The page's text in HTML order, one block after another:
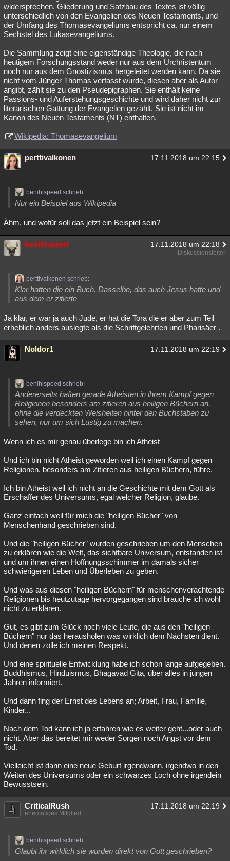
widersprechen. Gliederung und Satzbau des Textes ist völlig
unterschiedlich von den Evangelien des Neuen Testaments, und
der Umfang des Thomasevangeliums entspricht ca. nur einem
Sechstel des Lukasevangeliums.
Die Sammlung zeigt eine eigenständige Theologie, die nach
heutigem Forschungsstand weder nur aus dem Urchristentum
noch nur aus dem Gnostizismus hergeleitet werden kann. Da sie
nicht vom Jünger Thomas verfasst wurde, diesen aber als Autor
angibt, zählt sie zu den Pseudepigraphen. Sie enthält keine
Passions- und Auferstehungsgeschichte und wird daher nicht zur
literarischen Gattung der Evangelien gezählt. Sie ist nicht im
Kanon des Neuen Testaments (NT) enthalten.
Wikipedia: Thomasevangelium
perttivalkonen 17.11.2018 um 22:15
benihispeed schrieb:
Nur ein Beispiel aus Wikipedia
Ähm, und wofür soll das jetzt ein Beispiel sein?
benihispeed 17.11.2018 um 22:18
Diskussionsleiter
perttivalkonen schrieb:
Klar hatten die ein Buch. Dasselbe, das auch Jesus hatte und
aus dem er zitierte
Ja klar, er war ja auch Jude, er hat die Tora die er aber zum Teil
erheblich anders auslegte als die Schriftgelehrten und Pharisäer .
Noldor1 17.11.2018 um 22:19
benihispeed schrieb:
Andererseits haften gerade Atheisten in ihrem Kampf gegen
Religionen besonders am zitieren aus heiligen Büchern an,
ohne die verdeckten Weisheiten hinter den Buchstaben zu
sehen, nur um sich Lustig zu machen.
Wenn ich es mir genau überlege bin ich Atheist
Und ich bin nicht Atheist geworden weil ich einen Kampf gegen
Religionen, besonders am Zitieren aus heiligen Büchern, führe.
Ich bin Atheist weil ich nicht an die Geschichte mit dem Gott als
Erschaffer des Universums, egal welcher Religion, glaube.
Ganz einfach weil für mich die "heiligen Bücher" von
Menschenhand geschrieben sind.
Und die "heiligen Bücher" wurden geschrieben um den Menschen
zu erklären wie die Welt, das sichtbare Universum, entstanden ist
und um ihnen einen Hoffnungsschimmer im damals sicher
schwierigeren Leben und Überleben zu geben.
Und was aus diesen "heiligen Büchern" für menschenverachtende
Religionen bis heutzutage hervorgegangen sind brauche ich wohl
nicht zu erklären.
Gut, es gibt zum Glück noch viele Leute, die aus den "heiligen
Büchern" nur das herausholen was wirklich dem Nächsten dient.
Und denen zolle ich meinen Respekt.
Und eine spirituelle Entwicklung habe ich schon lange aufgegeben.
Buddhismus, Hinduismus, Bhagavad Gita, über alles in jungen
Jahren informiert.
Und dann fing der Ernst des Lebens an; Arbeit, Frau, Familie,
Kinder...
Nach dem Tod kann ich ja erfahren wie es weiter geht...oder auch
nicht. Aber das bereitet mir weder Sorgen noch Angst vor dem
Tod.
Vielleicht ist dann eine neue Geburt irgendwann, irgendwo in den
Weiten des Universums oder ein schwarzes Loch ohne irgendein
Bewusstsein.
CriticalRush 17.11.2018 um 22:19
ehemaliges Mitglied
benihispeed schrieb:
Glaubt ihr wirklich sie wurden direkt von Gott geschrieben?